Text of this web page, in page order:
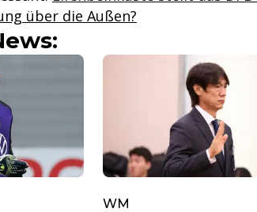
über die Außen?
WM